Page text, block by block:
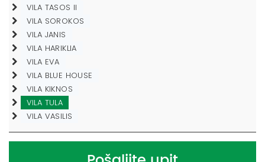
VILA TASOS II
VILA SOROKOS
VILA JANIS
VILA HARIKLIA
VILA EVA
VILA BLUE HOUSE
VILA KIKNOS
VILA TULA
VILA VASILIS